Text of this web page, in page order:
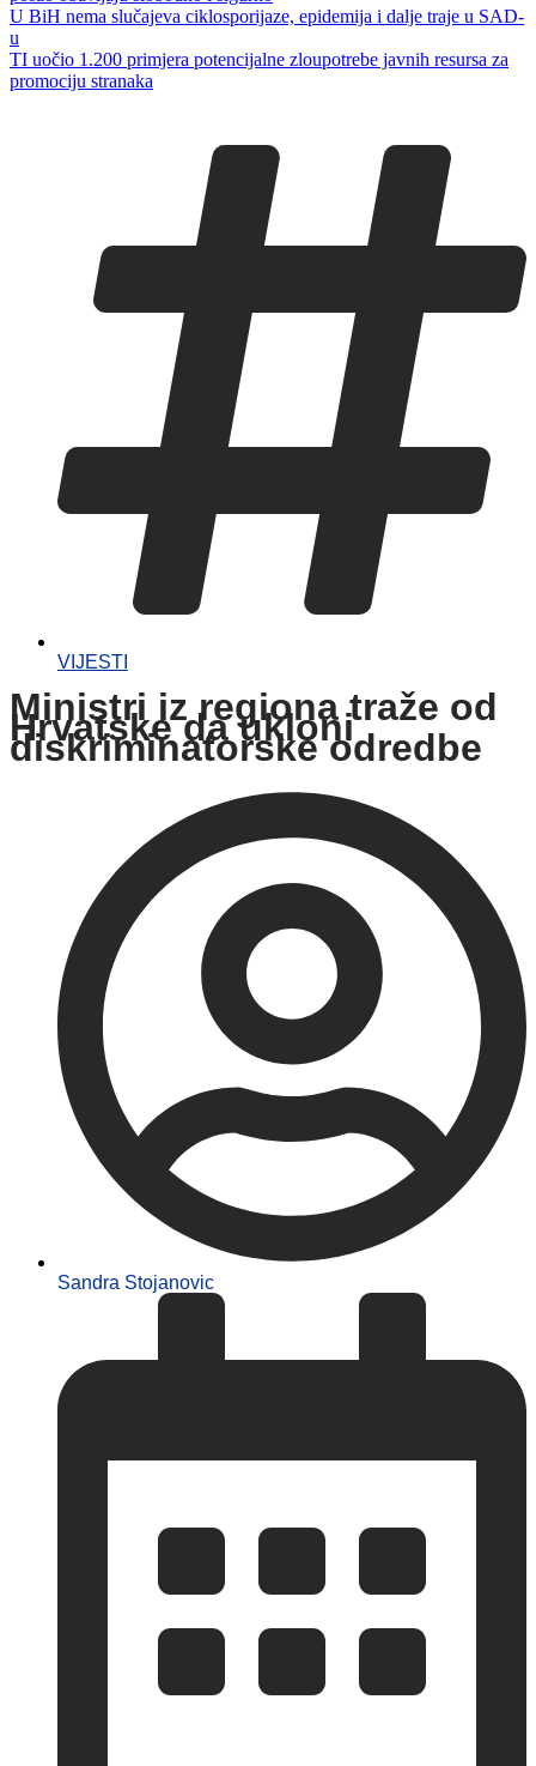
U BiH nema slučajeva ciklosporijaze, epidemija i dalje traje u SAD-
u
TI uočio 1.200 primjera potencijalne zloupotrebe javnih resursa za
promociju stranaka
VIJESTI
Ministri iz regiona traže od
Hrvatske da ukloni
diskriminatorske odredbe
Sandra Stojanovic